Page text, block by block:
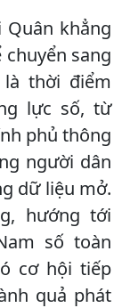
khẳng
chuyển sang
là thời điểm
lực số, từ
phủ thông
người dân
dữ liệu mở.
hướng tới
số toàn
cơ hội tiếp
quả phát